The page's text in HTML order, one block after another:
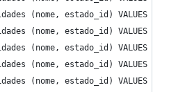
(nome, estado_id) VALUES
(nome, estado_id) VALUES
(nome, estado_id) VALUES
(nome, estado_id)
cidades (nome, estado_id)